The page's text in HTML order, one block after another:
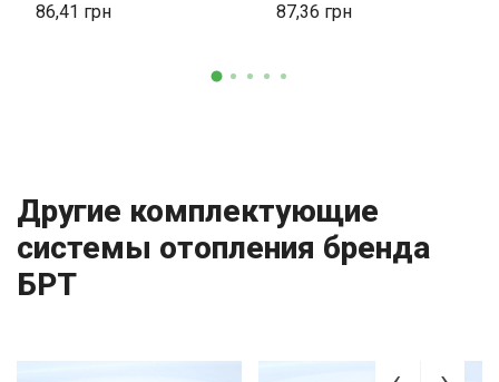
86,41 87,36
Другие комплектующие
системы отопления бренда
БРТ